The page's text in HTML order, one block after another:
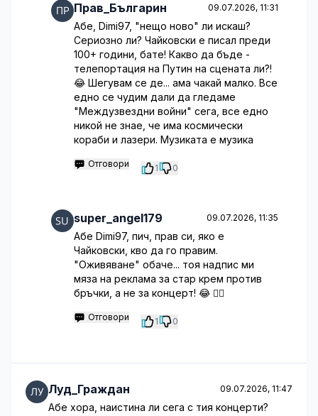
Прав_Българин 09.07.2026, 11:31
Абе, Dimi97, "нещо ново" ли искаш?
Сериозно ли? Чайковски е писал преди
100+ години, бате! Какво да бъде -
телепортация на Путин на сцената ли?!
😂 Шегувам се де... ама чакай малко. Все
едно се чудим дали да гледаме
"Междузвездни войни" сега, все едно
никой не знае, че има космически
кораби и лазери. Музиката е музика
Отговори 1 0
super_angel179 09.07.2026, 11:35
Абе Dimi97, пич, прав си, яко е
Чайковски, кво да го правим.
"Оживяване" обаче... тоя надпис ми
мяза на реклама за стар крем против
бръчки, а не за концерт! 😂 🤦‍♂️
Отговори 1 0
Луд_Граждан 09.07.2026, 11:47
Абе хора, наистина ли сега с тия концерти?